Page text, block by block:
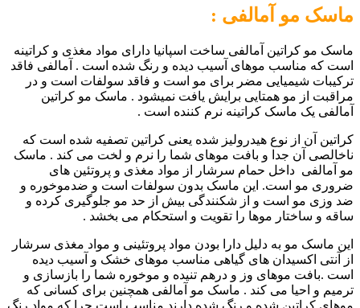
ماسک مو آمالفی :
ماسک مو کراتین آمالفی ساخت اسپانیا دارای مواد مغذی و کراتینه
است که مناسب موهای آسیب دیده و رنگ شده است . آمالفی فاقد
ترکیبات شیمیایی مضر برای مو است و فاقد سولفات است و در
مراقبت از مو همتایی برایش یافت نمیشود . ماسک مو کراتین
آمالفی یک ماسک کراتینه نرم کننده است .
کراتین آن از نوع هیدرولیز شده یعنی کراتین تصفیه شده است که
ناخالصی آن جدا و بافت موهای شما را نرم و لخت می کند . ماسک
مو آمالفی داخل حمام سرشار از مواد مغذی و پروتئین های
ضروری مو است. این ماسک بدون سولفات است و ضدموخوره و
ضد وزی مو است و از شکنندگی بیش از حد مو جلوگیری کرده و
ساقه و ساختار موها را تقویت و استحکام می بخشد .
این ماسک مو به دلیل دارا بودن مواد پروتئینی و مواد مغذی سرشار
از آنتی اکسیدان های گیاهی مناسب موهای خشک و آسیب دیده
است .بافت موهای وز و درهم تنیده و موخوره شما را بازسازی و
ترمیم و احیا می کند . ماسک مو آمالفی همچنین برای کسانی که
موهای کراتین شده و رنگ شده دارند مناسب است چرا که مواد رنگ